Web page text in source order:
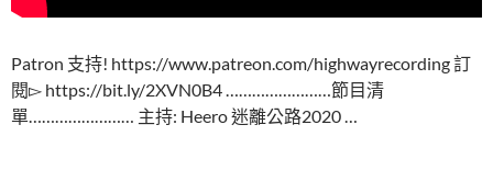
Patron 支持! https://www.patreon.com/highwayrecording 訂
閱▻ https://bit.ly/2XVN0B4 ……………………節目清
單…………………… 主持: Heero 迷離公路2020 …